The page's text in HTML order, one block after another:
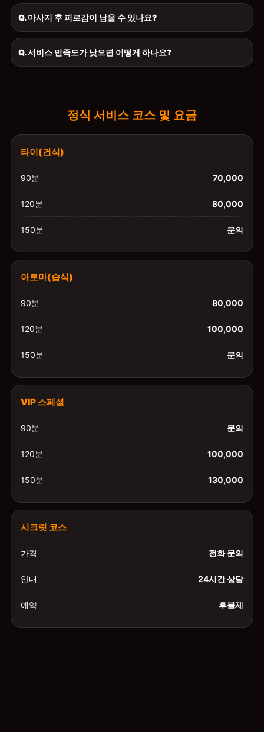
Q. 마사지 후 피로감이 남을 수 있나요?
Q. 서비스 만족도가 낮으면 어떻게 하나요?
정식 서비스 코스 및 요금
타이(건식)
90분 70,000
120분 80,000
150분 문의
아로마(습식)
90분 80,000
120분 100,000
150분 문의
VIP 스페셜
90분 문의
120분 100,000
150분 130,000
시크릿 코스
가격 전화 문의
안내 24시간 상담
예약 후불제